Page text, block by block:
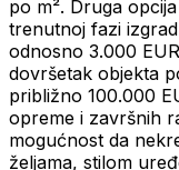
po m². Druga
trenutnoj fazi
odnosno 3.000
dovršetak objekta
približno 100.000
opreme i završnih
mogućnost da
željama, stilom